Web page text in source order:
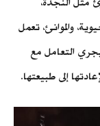
والموانئ، تعمل
التعامل مع
إلى طبيعتها.